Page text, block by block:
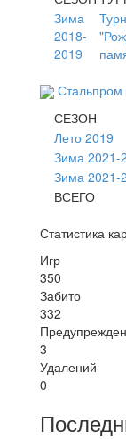
Зима
2018-
2019
Стальпром
СЕЗОН
Лето 2019
Зима 2021-
Зима 2021-
ВСЕГО
Статистика
Игр
350
Забито
332
3
Удалений
0